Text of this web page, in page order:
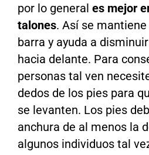
por lo general es mejor
talones. Así se
barra y ayuda a
hacia delante. Para
personas tal ven
dedos de los pies para
se levanten. Los pies
anchura de al menos la
algunos individuos tal